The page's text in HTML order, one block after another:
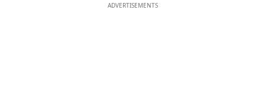
ADVERTISEMENTS